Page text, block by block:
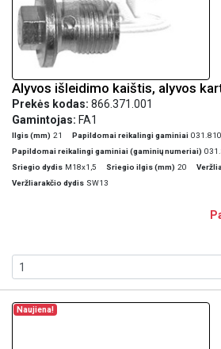
Alyvos išleidimo kaištis, alyvos
Prekės kodas: 866.371.001
Gamintojas: FA1
Ilgis (mm) 21 Papildomai reikalingi gaminiai
Papildomai reikalingi gaminiai (gaminių numeriai)
Sriegio dydis M18x1,5 Sriegio ilgis (mm) 20
Veržliarakčio dydis SW13
Naujiena!